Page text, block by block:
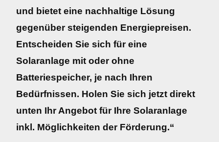
und bietet eine nachhaltige Lösung
gegenüber steigenden Energiepreisen.
Entscheiden Sie sich für eine
Solaranlage mit oder ohne
Batteriespeicher, je nach Ihren
Bedürfnissen. Holen Sie sich jetzt direkt
unten Ihr Angebot für Ihre Solaranlage
inkl. Möglichkeiten der Förderung.“